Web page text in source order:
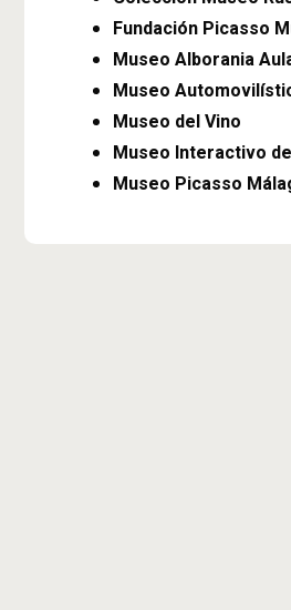
Fundación Picasso
Museo Alborania
Museo
Museo del Vino
Museo Interactivo
Museo Picasso